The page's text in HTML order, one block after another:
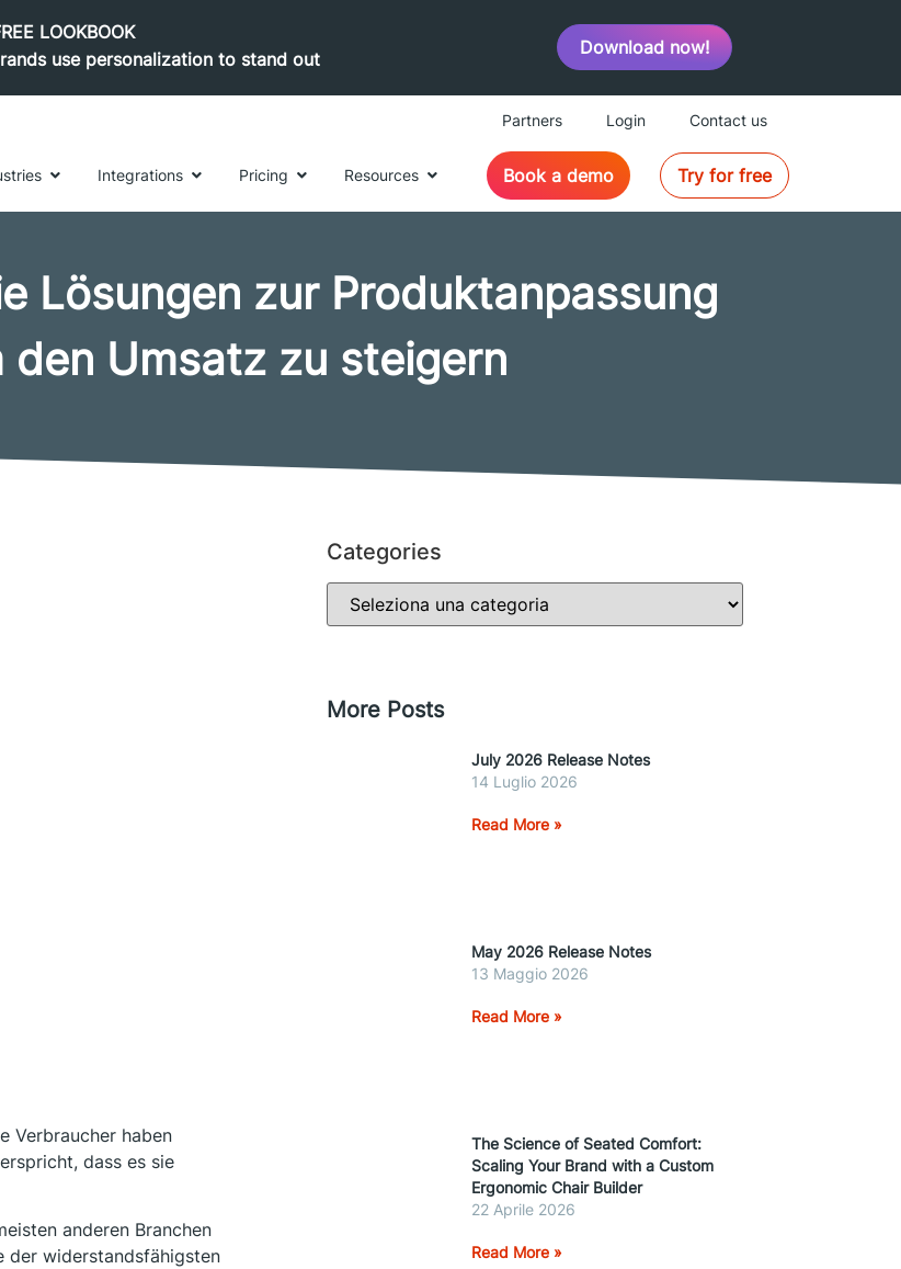
LOOKBOOK
use personalization to stand out
Download now!
Partners Login Contact us
Integrations Pricing Resources Book a demo Try for free
Lösungen zur Produktanpassung
den Umsatz zu steigern
Verbraucher haben
dass es sie
anderen Branchen
der widerstandsfähigsten
Categories
More Posts
July 2026 Release Notes
14 Luglio 2026
Read More »
May 2026 Release Notes
13 Maggio 2026
Read More »
The Science of Seated Comfort:
Scaling Your Brand with a Custom
Ergonomic Chair Builder
22 Aprile 2026
Read More »